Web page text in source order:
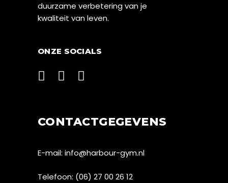
duurzame verbetering van je
kwaliteit van leven.
ONZE SOCIALS
CONTACTGEGEVENS
E-mail: info@harbour-gym.nl
Telefoon: (06) 27 00 26 12